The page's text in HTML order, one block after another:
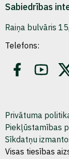
Sabiedrības
Raiņa bulvāris
Telefons:
Privātuma
Piekļūstamības
Sīkdatņu
Visas tiesības